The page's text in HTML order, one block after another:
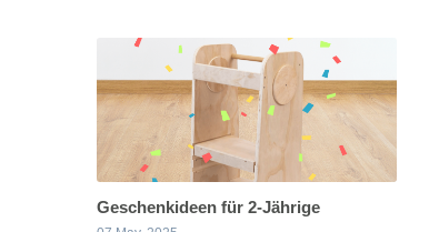
Geschenkideen für 2-Jährige